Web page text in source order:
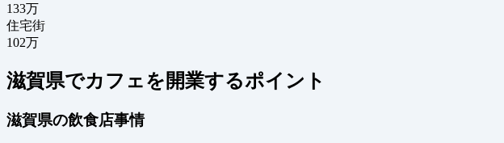
133万
住宅街
102万
滋賀県でカフェを開業するポイント
滋賀県の飲食店事情